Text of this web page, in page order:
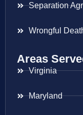
Separation
Wrongful
Areas
Virginia
Maryland